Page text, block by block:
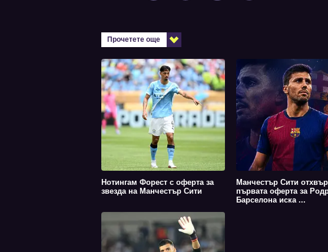
Прочетете още
Нотингам Форест с оферта за
звезда на Манчестър Сити
Манчестър Сити
първата оферта за
Барселона иска ...